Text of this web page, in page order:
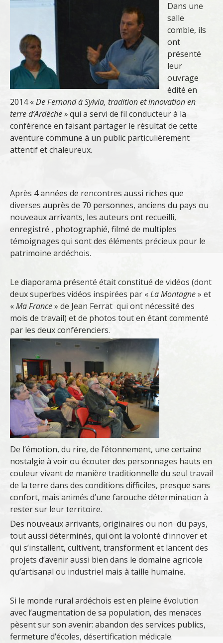
Dans une
salle
comble, ils
ont
présenté
leur
ouvrage
édité en
2014 «De Fernand à Sylvia, tradition et innovation en
terre d’Ardèche »qui a servi de fil conducteur à la
conférence en faisant partager le résultat de cette
aventure commune à un public particulièrement
attentif et chaleureux.
Après 4 années de rencontres aussi riches que
diverses auprès de 70 personnes, anciens du pays ou
nouveaux arrivants, les auteurs ont recueilli,
enregistré , photographié, filmé de multiples
témoignages qui sont des éléments précieux pour le
patrimoine ardéchois.
Le diaporama présenté était constitué de vidéos (dont
deux superbes vidéos inspirées par «La Montagne» et
«Ma France» de Jean Ferrat qui ont nécessité des
mois de travail) et de photos tout en étant commenté
par les deux conférenciers.
De l’émotion, du rire, de l’étonnement, une certaine
nostalgie à voir ou écouter des personnages hauts en
couleur vivant de manière traditionnelle du seul travail
de la terre dans des conditions difficiles, presque sans
confort, mais animés d’une farouche détermination à
rester sur leur territoire.
Des nouveaux arrivants, originaires ou non du pays,
tout aussi déterminés, qui ont la volonté d’innover et
qui s’installent, cultivent, transforment et lancent des
projets d’avenir aussi bien dans le domaine agricole
qu’artisanal ou industriel mais à taille humaine.
Si le monde rural ardéchois est en pleine évolution
avec l’augmentation de sa population, des menaces
pèsent sur son avenir: abandon des services publics,
fermeture d’écoles, désertification médicale.